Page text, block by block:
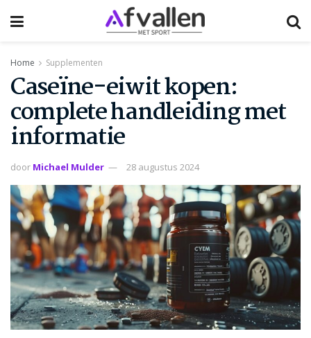
Home Supplementen
Caseïne-eiwit kopen:
complete handleiding met
informatie
door Michael Mulder 28 augustus 2024